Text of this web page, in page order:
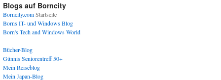
Blogs auf Borncity
Borncity.comStartseite
Borns IT- und Windows Blog
Born's Tech and Windows World
Bücher-Blog
Günnis Seniorentreff 50+
Mein Reiseblog
Mein Japan-Blog